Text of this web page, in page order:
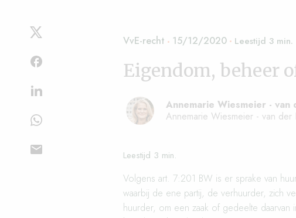
VvE-recht 15/12/2020
Eigendom, beheer
Annemarie Wiesmeier - van
Annemarie Wiesmeier - van der
Volgens art. 7:201 BW is er sprake van
waarbij de ene partij, de verhuurder, zich
huurder, om een zaak of gedeelte